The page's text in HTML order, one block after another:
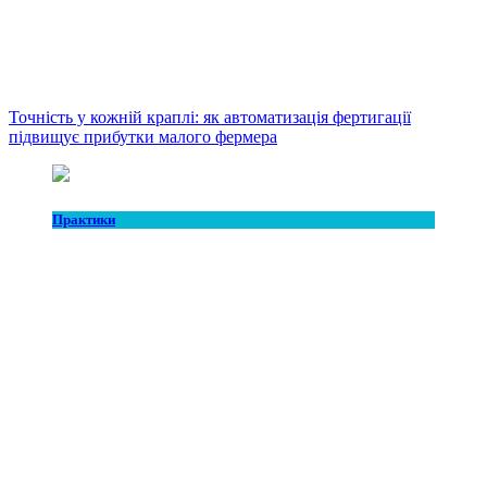
Точність у кожній краплі: як автоматизація фертигації
підвищує прибутки малого фермера
Практики